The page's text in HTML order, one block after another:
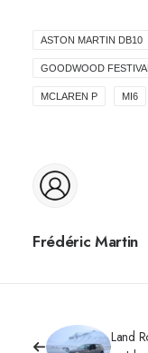
ASTON MARTIN DB10
GOODWOOD
MCLAREN P MI6
Frédéric Martin
Land